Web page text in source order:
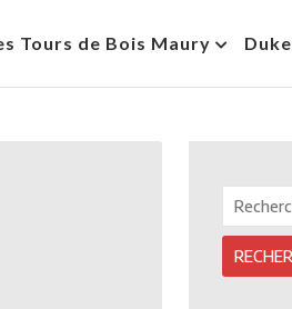
Tours de Bois Maury Duke